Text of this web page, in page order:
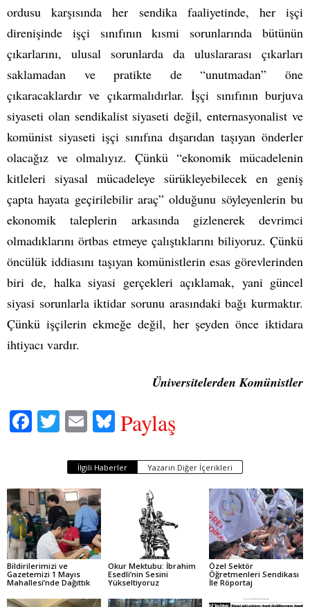
ordusu karşısında her sendika faaliyetinde, her işçi
direnişinde işçi sınıfının kısmi sorunlarında bütünün
çıkarlarını, ulusal sorunlarda da uluslararası çıkarları
saklamadan ve pratikte de “unutmadan” öne
çıkaracaklardır ve çıkarmalıdırlar. İşçi sınıfının burjuva
siyaseti olan sendikalist siyaseti değil, enternasyonalist ve
komünist siyaseti işçi sınıfına dışarıdan taşıyan önderler
olacağız ve olmalıyız. Çünkü “ekonomik mücadelenin
kitleleri siyasal mücadeleye sürükleyebilecek en geniş
çapta hayata geçirilebilir araç” olduğunu söyleyenlerin bu
ekonomik taleplerin arkasında gizlenerek devrimci
olmadıklarını örtbas etmeye çalıştıklarını biliyoruz. Çünkü
öncülük iddiasını taşıyan komünistlerin esas görevlerinden
biri de, halka siyasi gerçekleri açıklamak, yani güncel
siyasi sorunlarla iktidar sorunu arasındaki bağı kurmaktır.
Çünkü işçilerin ekmeğe değil, her şeyden önce iktidara
ihtiyacı vardır.
Üniversitelerden Komünistler
Fa
ok
T
tte
r
E
ail
Bl
sk
Paylaş
İlgili Haberler Yazarın Diğer İçerikleri
Bildirilerimizi ve
Gazetemizi 1 Mayıs
Mahallesi’nde Dağıttık
Okur Mektubu: İbrahim
Esedli’nin Sesini
Yükseltiyoruz
Özel Sektör
Öğretmenleri Sendikası
İle Röportaj